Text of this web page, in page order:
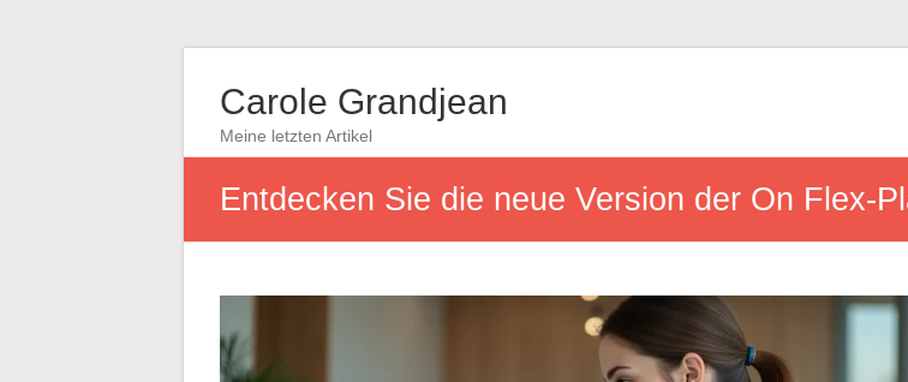
Carole Grandjean
Meine letzten Artikel
Entdecken Sie die neue Version der On Flex-